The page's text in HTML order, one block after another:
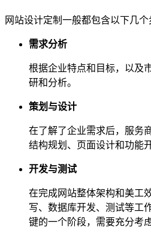
网站设计定制一般都包含以下几个
需求分析
根据企业特点和目标，以及
研和分析。
策划与设计
在了解了企业需求后，服务
结构规划、页面设计和功能
开发与测试
在完成网站整体架构和美工
写、数据库开发、测试等工
键的一个阶段，需要充分考